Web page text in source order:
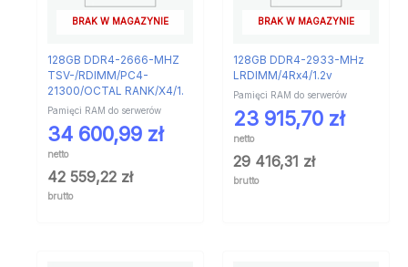
BRAK W MAGAZYNIE
128GB DDR4-2666-MHZ
TSV-/RDIMM/PC4-
21300/OCTAL RANK/X4/1.
Pamięci RAM do serwerów
34 600,99 zł
netto
42 559,22 zł
brutto
BRAK W MAGAZYNIE
128GB DDR4-2933-MHz
LRDIMM/4Rx4/1.2v
Pamięci RAM do serwerów
23 915,70 zł
netto
29 416,31 zł
brutto